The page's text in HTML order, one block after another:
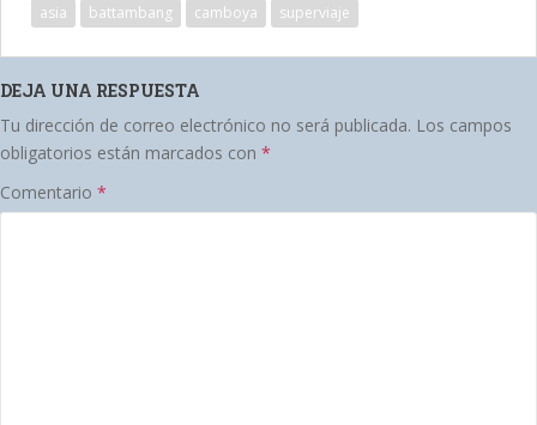
asia battambang camboya superviaje
DEJA UNA RESPUESTA
Tu dirección de correo electrónico no será publicada. Los campos
obligatorios están marcados con *
Comentario *